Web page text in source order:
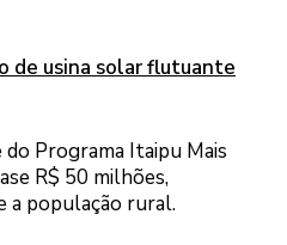
de usina solar flutuante
Programa Itaipu Mais
R$ 50 milhões,
a população rural.